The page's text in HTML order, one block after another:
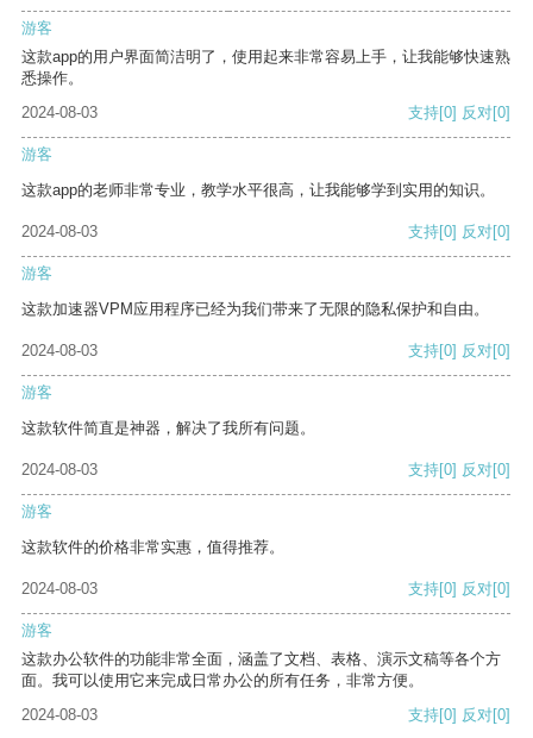
游客
这款app的用户界面简洁明了，使用起来非常容易上手，让我能够快速熟
悉操作。
2024-08-03
支持[0] 反对[0]
游客
这款app的老师非常专业，教学水平很高，让我能够学到实用的知识。
2024-08-03 支持[0] 反对[0]
游客
这款加速器VPM应用程序已经为我们带来了无限的隐私保护和自由。
2024-08-03 支持[0] 反对[0]
游客
这款软件简直是神器，解决了我所有问题。
2024-08-03 支持[0] 反对[0]
游客
这款软件的价格非常实惠，值得推荐。
2024-08-03 支持[0] 反对[0]
游客
这款办公软件的功能非常全面，涵盖了文档、表格、演示文稿等各个方
面。我可以使用它来完成日常办公的所有任务，非常方便。
2024-08-03
支持[0] 反对[0]